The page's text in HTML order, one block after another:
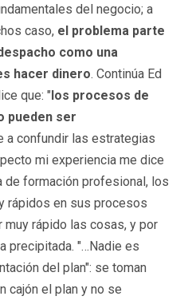
del negocio; a
caso, el problema parte
como una
hacer dinero. Continúa Ed
que: "los procesos de
pueden ser
a confundir las estrategias
mi experiencia me dice
de formación profesional, los
rápidos en sus procesos
rápido las cosas, y por
precipitada. "…Nadie es
del plan": se toman
cajón el plan y no se